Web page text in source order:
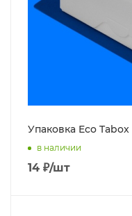
Упаковка Eco
в наличии
14 ₽/шт